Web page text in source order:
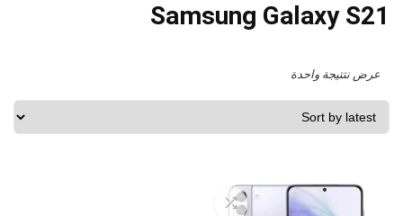
Samsung Galaxy S21
عرض نتتيجة واحدة